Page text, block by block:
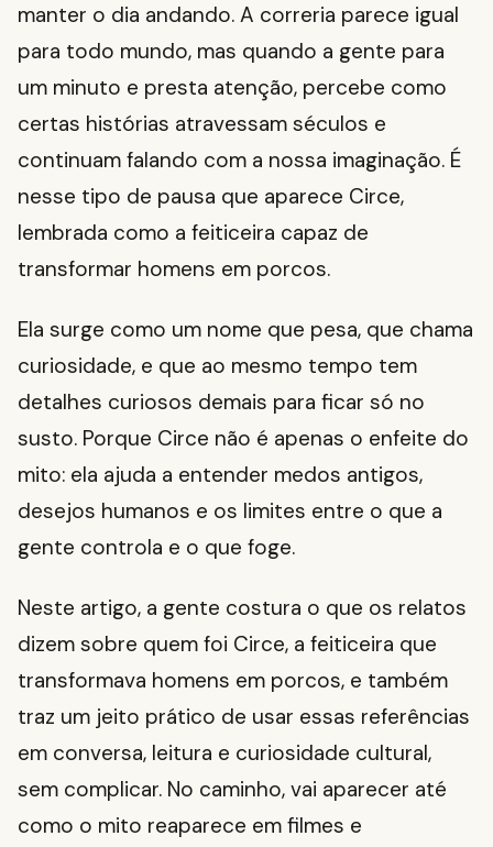
manter o dia andando. A correria parece igual
para todo mundo, mas quando a gente para
um minuto e presta atenção, percebe como
certas histórias atravessam séculos e
continuam falando com a nossa imaginação. É
nesse tipo de pausa que aparece Circe,
lembrada como a feiticeira capaz de
transformar homens em porcos.
Ela surge como um nome que pesa, que chama
curiosidade, e que ao mesmo tempo tem
detalhes curiosos demais para ficar só no
susto. Porque Circe não é apenas o enfeite do
mito: ela ajuda a entender medos antigos,
desejos humanos e os limites entre o que a
gente controla e o que foge.
Neste artigo, a gente costura o que os relatos
dizem sobre quem foi Circe, a feiticeira que
transformava homens em porcos, e também
traz um jeito prático de usar essas referências
em conversa, leitura e curiosidade cultural,
sem complicar. No caminho, vai aparecer até
como o mito reaparece em filmes e